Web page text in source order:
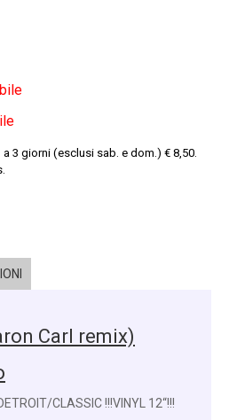
3 giorni (esclusi sab. e dom.) € 8,50.
Carl remix)
CLASSIC !!!VINYL 12“!!!